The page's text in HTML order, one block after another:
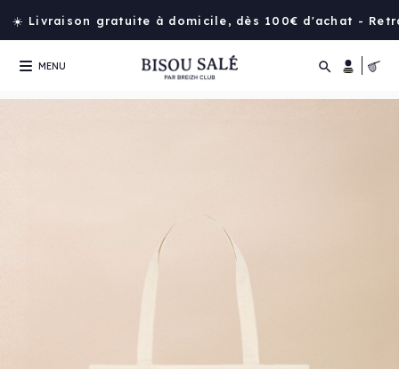
☀️ Livraison gratuite à domicile, dès 100€ d'achat -
MENU 